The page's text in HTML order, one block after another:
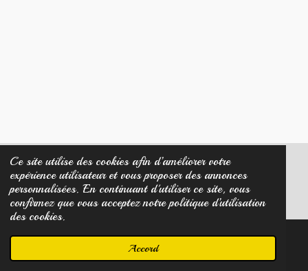
Ce site utilise des cookies afin d’améliorer votre
expérience utilisateur et vous proposer des annonces
personnalisées. En continuant d'utiliser ce site, vous
confirmez que vous acceptez notre politique d’utilisation
des cookies.
Accord
© 2023 - 2026 Créa Diamant Noir
Propulsé parWebador
Carte